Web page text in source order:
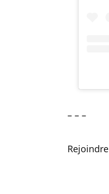
– – –
Rejoindre